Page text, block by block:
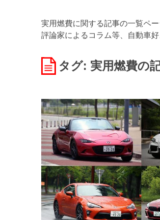
実用燃費に関する記事の一覧ペ
評論家によるコラム等、自動車
タグ: 実用燃費の